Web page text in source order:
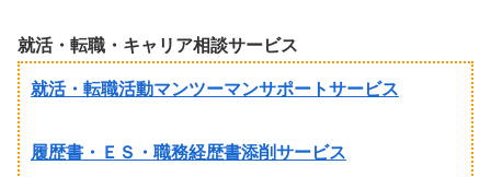
就活・転職・キャリア相談サービス
就活・転職活動マンツーマンサポートサービス
履歴書・ＥＳ・職務経歴書添削サービス